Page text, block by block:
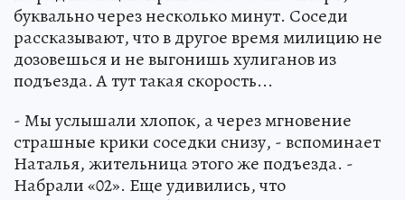
буквально через несколько минут. Соседи
рассказывают, что в другое время милицию не
дозовешься и не выгонишь хулиганов из
подъезда. А тут такая скорость...
- Мы услышали хлопок, а через мгновение
страшные крики соседки снизу, - вспоминает
Наталья, жительница этого же подъезда. -
Набрали «02». Еще удивились, что